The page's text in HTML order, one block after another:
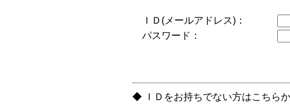
ＩＤ(メールアドレス)：
パスワード：
◆ ＩＤをお持ちでない方はこちら